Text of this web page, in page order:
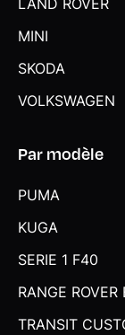
MINI
SKODA
VOLKSWAGEN
Par modèle
PUMA
KUGA
SERIE 1 F40
RANGE ROVER
TRANSIT